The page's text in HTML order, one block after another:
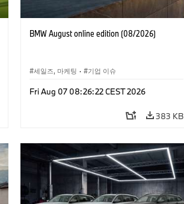
BMW August online edition (08/2026)
세일즈, 마케팅 · 기업 이슈
Fri Aug 07 08:26:22 CEST 2026
383 KB